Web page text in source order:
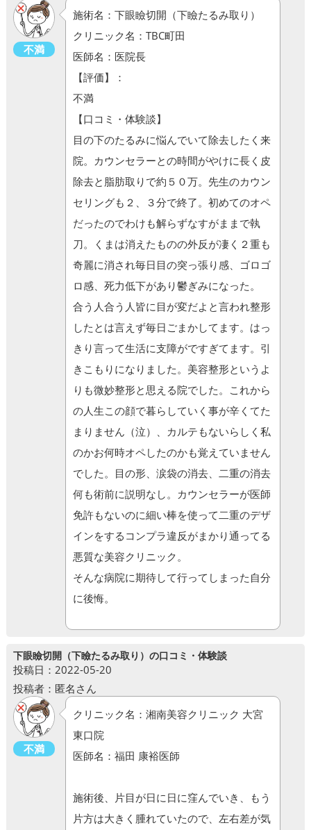
不満
施術名：下眼瞼切開（下瞼たるみ取り）
クリニック名：TBC町田
医師名：医院長
【評価】：
不満
【口コミ・体験談】
目の下のたるみに悩んでいて除去したく来
院。カウンセラーとの時間がやけに長く皮
除去と脂肪取りで約５０万。先生のカウン
セリングも２、３分で終了。初めてのオペ
だったのでわけも解らずなすがままで執
刀。くまは消えたものの外反が凄く２重も
奇麗に消され毎日目の突っ張り感、ゴロゴ
ロ感、死力低下があり鬱ぎみになった。
合う人合う人皆に目が変だよと言われ整形
したとは言えず毎日ごまかしてます。はっ
きり言って生活に支障がですぎてます。引
きこもりになりました。美容整形というよ
りも微妙整形と思える院でした。これから
の人生この顔で暮らしていく事が辛くてた
まりません（泣）、カルテもないらしく私
のかお何時オペしたのかも覚えていません
でした。目の形、涙袋の消去、二重の消去
何も術前に説明なし。カウンセラーが医師
免許もないのに細い棒を使って二重のデザ
インをするコンプラ違反がまかり通ってる
悪質な美容クリニック。
そんな病院に期待して行ってしまった自分
に後悔。
下眼瞼切開（下瞼たるみ取り）の口コミ・体験談
投稿日：2022-05-20
投稿者：匿名さん
不満
クリニック名：湘南美容クリニック 大宮
東口院
医師名：福田 康裕医師
施術後、片目が日に日に窪んでいき、もう
片方は大きく腫れていたので、左右差が気